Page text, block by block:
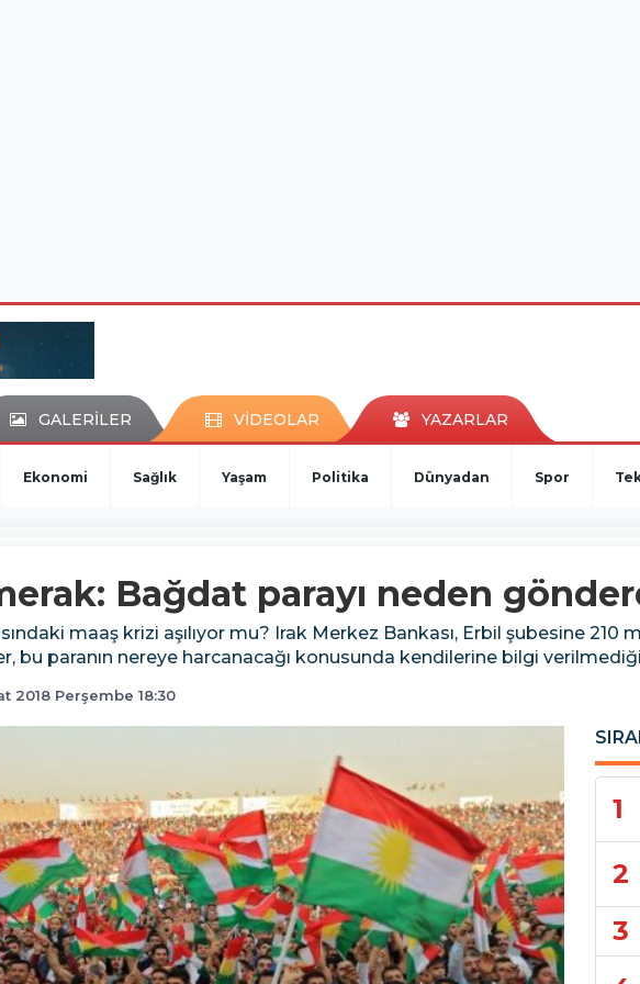
GALERİLER VİDEOLAR YAZARLAR
Ekonomi Sağlık Yaşam Politika Dünyadan Spor
Bağdat parayı neden
maaş krizi aşılıyor mu? Irak Merkez Bankası, Erbil şubesine 210
bu paranın nereye harcanacağı konusunda kendilerine bilgi
2018 Perşembe 18:30
1
2
3